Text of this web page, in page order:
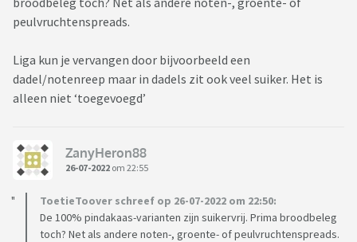
peulvruchtenspreads.
Liga kun je vervangen door bijvoorbeeld een
dadel/notenreep maar in dadels zit ook veel suiker. Het is
alleen niet ‘toegevoegd’
ZanyHeron88
26-07-2022 om 22:55
ToetieToover schreef op 26-07-2022 om 22:50:
De 100% pindakaas-varianten zijn suikervrij. Prima broodbeleg
toch? Net als andere noten-, groente- of peulvruchtenspreads.